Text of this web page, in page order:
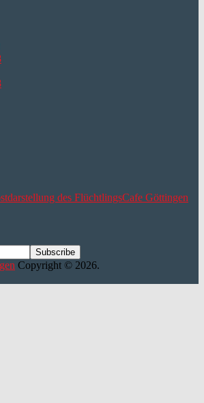
des FlüchtlingsCafe Göttingen
Copyright © 2026.